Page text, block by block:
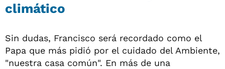
climático
Sin dudas, Francisco será recordado como el
Papa que más pidió por el cuidado del Ambiente,
"nuestra casa común". En más de una